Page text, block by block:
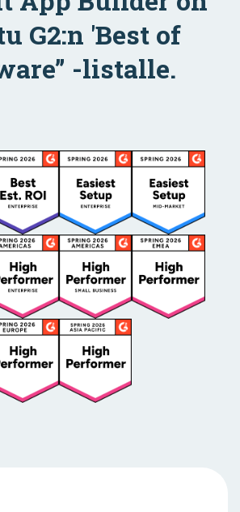
G2:n 'Best of
-listalle.